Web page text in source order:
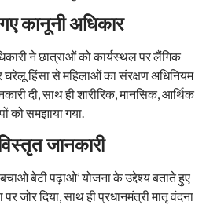
कानूनी अधिकार
ने छात्राओं को कार्यस्थल पर लैंगिक
हिंसा से महिलाओं का संरक्षण अधिनियम
दी, साथ ही शारीरिक, मानसिक, आर्थिक
को समझाया गया.
जानकारी
बेटी पढ़ाओ’ योजना के उद्देश्य बताते हुए
जोर दिया, साथ ही प्रधानमंत्री मातृ वंदना